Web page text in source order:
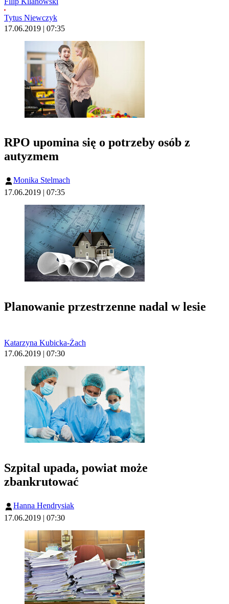
Tytus Niewczyk
17.06.2019 | 07:35
RPO upomina się o potrzeby osób z
autyzmem
Monika Stelmach
17.06.2019 | 07:35
Planowanie przestrzenne nadal w lesie
Katarzyna Kubicka-Żach
17.06.2019 | 07:30
Szpital upada, powiat może
zbankrutować
Hanna Hendrysiak
17.06.2019 | 07:30